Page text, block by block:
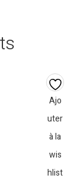
Ajo
uter
à la
wis
hlist